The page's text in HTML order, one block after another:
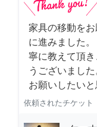
家具の移動を
に進みました
寧に教えて頂
うございまし
お願いしたいと
依頼されたチケット